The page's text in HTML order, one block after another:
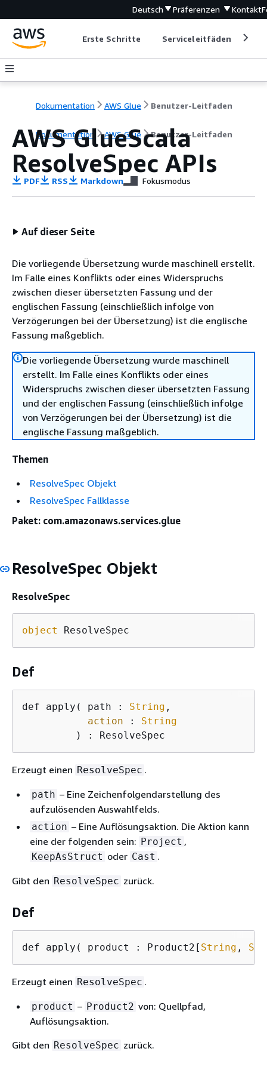
Deutsch Präferenzen Kontakt
Erste Schritte Serviceleitfäden
Dokumentation AWS Glue Benutzer-Leitfaden
Dokumentation AWS Glue Benutzer-Leitfaden
AWS GlueScala
ResolveSpec APIs
PDF RSS Markdown Fokusmodus
Auf dieser Seite
Die vorliegende Übersetzung wurde maschinell erstellt.
Im Falle eines Konflikts oder eines Widerspruchs
zwischen dieser übersetzten Fassung und der
englischen Fassung (einschließlich infolge von
Verzögerungen bei der Übersetzung) ist die englische
Fassung maßgeblich.
Die vorliegende Übersetzung wurde maschinell
erstellt. Im Falle eines Konflikts oder eines
Widerspruchs zwischen dieser übersetzten Fassung
und der englischen Fassung (einschließlich infolge
von Verzögerungen bei der Übersetzung) ist die
englische Fassung maßgeblich.
Themen
ResolveSpec Objekt
ResolveSpec Fallklasse
Paket: com.amazonaws.services.glue
ResolveSpec Objekt
ResolveSpec
object ResolveSpec
Def
def apply( path : String ,
action : String
         ) : ResolveSpec
Erzeugt einen ResolveSpec .
path – Eine Zeichenfolgendarstellung des
aufzulösenden Auswahlfelds.
action – Eine Auflösungsaktion. Die Aktion kann
eine der folgenden sein: Project ,
KeepAsStruct oder Cast .
Gibt den ResolveSpec zurück.
Def
def apply( product : Product2[ String ,
Erzeugt einen ResolveSpec .
product – Product2 von: Quellpfad,
Auflösungsaktion.
Gibt den ResolveSpec zurück.